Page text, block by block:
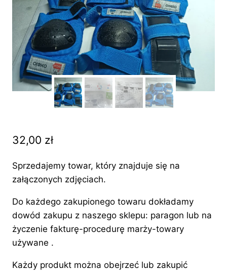
32,00 zł
Sprzedajemy towar, który znajduje się na
załączonych zdjęciach.
Do każdego zakupionego towaru dokładamy
dowód zakupu z naszego sklepu: paragon lub na
życzenie fakturę-procedurę marży-towary
używane .
Każdy produkt można obejrzeć lub zakupić